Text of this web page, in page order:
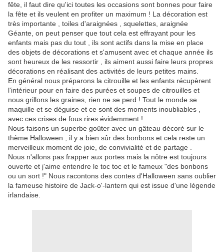
fête, il faut dire qu'ici toutes les occasions sont bonnes pour faire
la fête et ils veulent en profiter un maximum ! La décoration est
très importante , toiles d'araignées , squelettes, araignée
Géante, on peut penser que tout cela est effrayant pour les
enfants mais pas du tout , ils sont actifs dans la mise en place
des objets de décorations et s'amusent avec et chaque année ils
sont heureux de les ressortir , ils aiment aussi faire leurs propres
décorations en réalisant des activités de leurs petites mains.
En général nous préparons la citrouille et les enfants récupèrent
l'intérieur pour en faire des purées et soupes de citrouilles et
nous grillons les graines, rien ne se perd ! Tout le monde se
maquille et se déguise et ce sont des moments inoubliables ,
avec ces crises de fous rires évidemment !
Nous faisons un superbe goûter avec un gâteau décoré sur le
thème Halloween , il y a bien sûr des bonbons et cela reste un
merveilleux moment de joie, de convivialité et de partage .
Nous n'allons pas frapper aux portes mais la nôtre est toujours
ouverte et j'aime entendre le toc toc et le fameux "des bonbons
ou un sort !" Nous racontons des contes d'Halloween sans oublier
la fameuse histoire de Jack-o'-lantern qui est issue d'une légende
irlandaise.